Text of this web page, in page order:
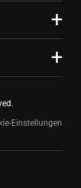
Einstellungen